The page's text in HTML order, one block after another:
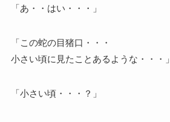
「あ・・はい・・・」
「この蛇の目猪口・・・
小さい頃に見たことあるような・・・」
「小さい頃・・・？」